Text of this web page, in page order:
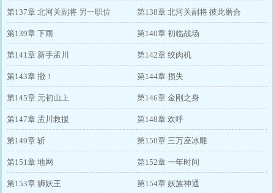
第137章 北河关副将 另一职位 第138章 北河关副将 彼此磨合
第139章 下雨 第140章 初临战场
第141章 新手孟川 第142章 绞肉机
第143章 撤！ 第144章 损失
第145章 元初山上 第146章 金刚之身
第147章 孟川救援 第148章 欢呼
第149章 斩 第150章 三万座冰雕
第151章 地网 第152章 一年时间
第153章 狮妖王 第154章 妖族神通